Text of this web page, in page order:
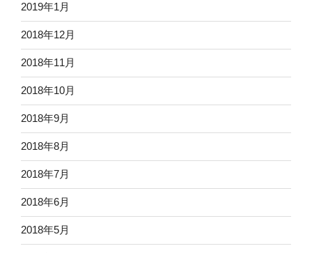
2019年1月
2018年12月
2018年11月
2018年10月
2018年9月
2018年8月
2018年7月
2018年6月
2018年5月